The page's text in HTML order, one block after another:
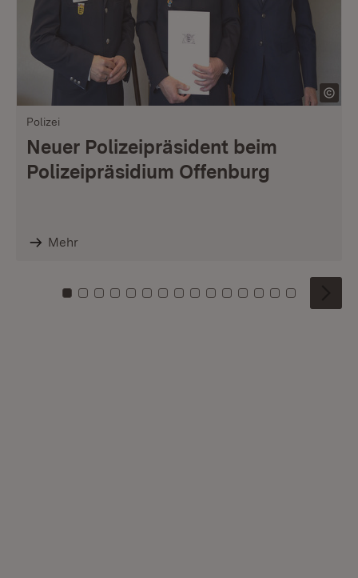
Polizei
Neuer Polizeipräsident beim
Polizeipräsidium Offenburg
Mehr
Zu Kachel: 0
Zu Kachel: 1
Zu Kachel: 2
Zu Kachel: 3
Zu Kachel: 4
Zu Kachel: 5
Zu Kachel: 6
Zu Kachel: 7
Zu Kachel: 8
Zu Kachel: 9
Zu Kachel: 10
Zu Kachel: 11
Zu Kachel: 12
Zu Kachel:
Zu